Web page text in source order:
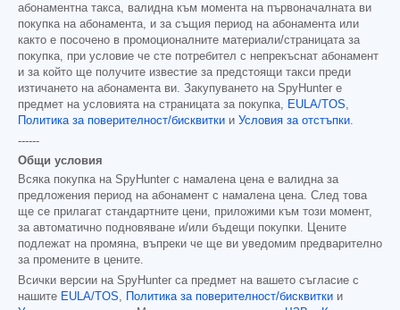
абонаментна такса, валидна към момента на първоначалната ви
покупка на абонамента, и за същия период на абонамента или
както е посочено в промоционалните материали/страницата за
покупка, при условие че сте потребител с непрекъснат абонамент
и за който ще получите известие за предстоящи такси преди
изтичането на абонамента ви. Закупуването на SpyHunter е
предмет на условията на страницата за покупка, EULA/TOS,
Политика за поверителност/бисквитки и Условия за отстъпки.
------
Общи условия
Всяка покупка на SpyHunter с намалена цена е валидна за
предложения период на абонамент с намалена цена. След това
ще се прилагат стандартните цени, приложими към този момент,
за автоматично подновяване и/или бъдещи покупки. Цените
подлежат на промяна, въпреки че ще ви уведомим предварително
за промените в цените.
Всички версии на SpyHunter са предмет на вашето съгласие с
нашите EULA/TOS, Политика за поверителност/бисквитки и